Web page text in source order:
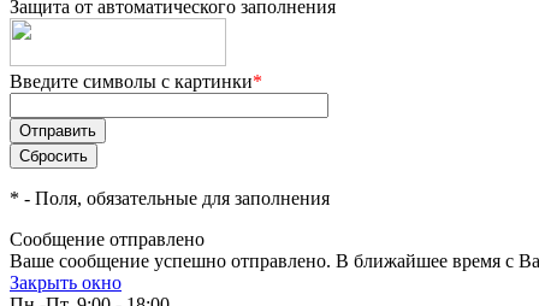
Защита от автоматического заполнения
Введите символы с картинки*
* - Поля, обязательные для заполнения
Сообщение отправлено
Ваше сообщение успешно отправлено. В ближайшее время с
Закрыть окно